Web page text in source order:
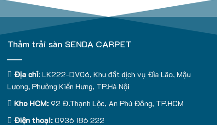
Thảm trải sàn SENDA CARPET
Địa chỉ: LK222-DV06, Khu đất dịch vụ Đìa Lão, Mậu
Lương, Phường Kiến Hưng, TP.Hà Nội
Kho HCM:92 Đ.Thạnh Lộc, An Phú Đông, TP.HCM
Điện thoại:0936 186 222